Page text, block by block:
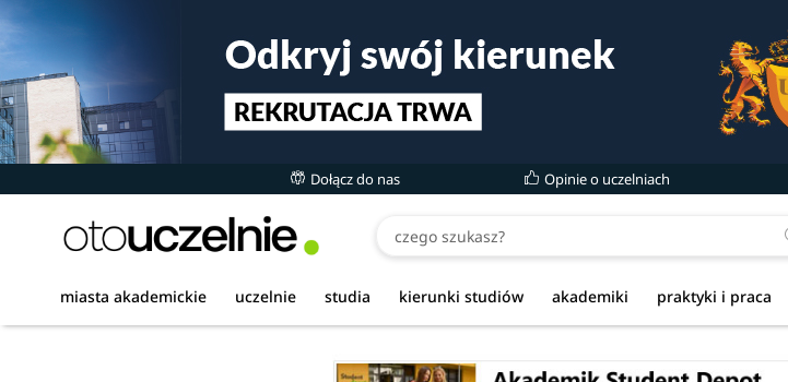
Dołącz do nas Opinie o uczelniach
miasta akademickie uczelnie studia kierunki studiów akademiki praktyki i praca